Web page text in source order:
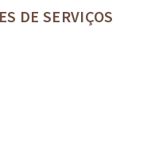
DE SERVIÇOS